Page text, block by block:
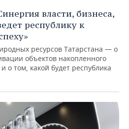
власти, бизнеса,
республику к
ресурсов Татарстана — о
объектов накопленного
о том, какой будет республика